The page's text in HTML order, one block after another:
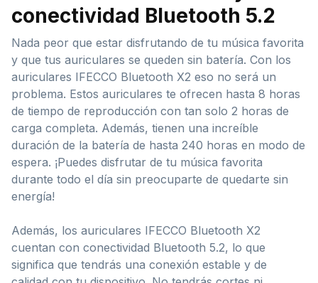
conectividad Bluetooth 5.2
Nada peor que estar disfrutando de tu música favorita
y que tus auriculares se queden sin batería. Con los
auriculares IFECCO Bluetooth X2 eso no será un
problema. Estos auriculares te ofrecen hasta 8 horas
de tiempo de reproducción con tan solo 2 horas de
carga completa. Además, tienen una increíble
duración de la batería de hasta 240 horas en modo de
espera. ¡Puedes disfrutar de tu música favorita
durante todo el día sin preocuparte de quedarte sin
energía!
Además, los auriculares IFECCO Bluetooth X2
cuentan con conectividad Bluetooth 5.2, lo que
significa que tendrás una conexión estable y de